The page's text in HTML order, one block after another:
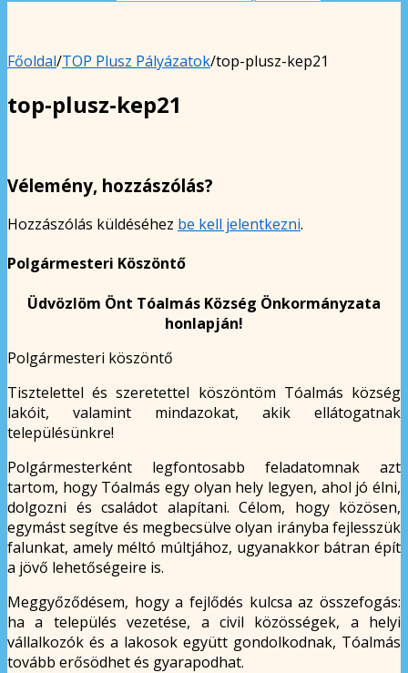
Főoldal/TOP Plusz Pályázatok/top-plusz-kep21
top-plusz-kep21
Vélemény, hozzászólás?
Hozzászólás küldéséhez be kell jelentkezni.
Polgármesteri Köszöntő
Üdvözlöm Önt Tóalmás Község Önkormányzata
honlapján!
Polgármesteri köszöntő
Tisztelettel és szeretettel köszöntöm Tóalmás község
lakóit, valamint mindazokat, akik ellátogatnak
településünkre!
Polgármesterként legfontosabb feladatomnak azt
tartom, hogy Tóalmás egy olyan hely legyen, ahol jó élni,
dolgozni és családot alapítani. Célom, hogy közösen,
egymást segítve és megbecsülve olyan irányba fejlesszük
falunkat, amely méltó múltjához, ugyanakkor bátran épít
a jövő lehetőségeire is.
Meggyőződésem, hogy a fejlődés kulcsa az összefogás:
ha a település vezetése, a civil közösségek, a helyi
vállalkozók és a lakosok együtt gondolkodnak, Tóalmás
tovább erősödhet és gyarapodhat.